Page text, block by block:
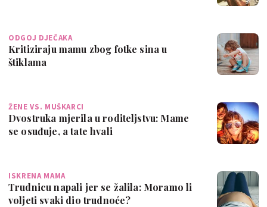
ODGOJ DJEČAKA
Kritiziraju mamu zbog fotke sina u
štiklama
ŽENE VS. MUŠKARCI
Dvostruka mjerila u roditeljstvu: Mame
se osuđuje, a tate hvali
ISKRENA MAMA
Trudnicu napali jer se žalila: Moramo li
voljeti svaki dio trudnoće?